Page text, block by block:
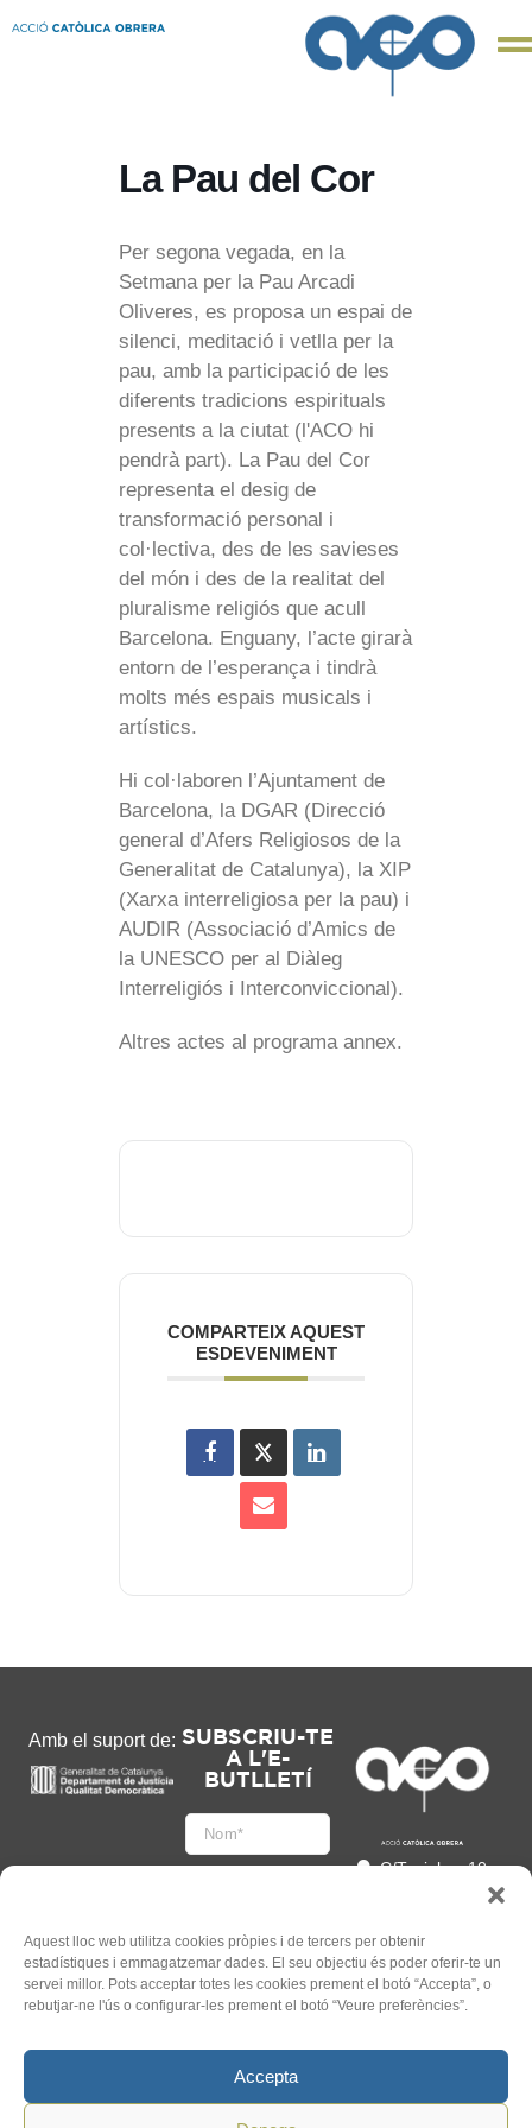
Aquest lloc web utilitza cookies pròpies i de tercers per obtenir
estadístiques i emmagatzemar dades. El seu objectiu és poder oferir-te un
servei millor. Pots acceptar totes les cookies prement el botó “Accepta”, o
rebutjar-ne l'ús o configurar-les prement el botó “Veure preferències”.
Accepta
La Pau del Cor
Per segona vegada, en la
Setmana per la Pau Arcadi
Oliveres, es proposa un espai de
silenci, meditació i vetlla per la
pau, amb la participació de les
diferents tradicions espirituals
presents a la ciutat (l'ACO hi
pendrà part). La Pau del Cor
representa el desig de
transformació personal i
col·lectiva, des de les savieses
del món i des de la realitat del
pluralisme religiós que acull
Barcelona. Enguany, l’acte girarà
entorn de l’esperança i tindrà
molts més espais musicals i
artístics.
Hi col·laboren l’Ajuntament de
Barcelona, la DGAR (Direcció
general d’Afers Religiosos de la
Generalitat de Catalunya), la XIP
(Xarxa interreligiosa per la pau) i
AUDIR (Associació d’Amics de
la UNESCO per al Diàleg
Interreligiós i Interconviccional).
Altres actes al programa annex.
COMPARTEIX AQUEST
ESDEVENIMENT
Amb el suport de: SUBSCRIU-TE
A L'E-
BUTLLETÍ
Accepto
l'Informació legal
C/Tapioles, 10
93 505 86 86
hola@acocat.org